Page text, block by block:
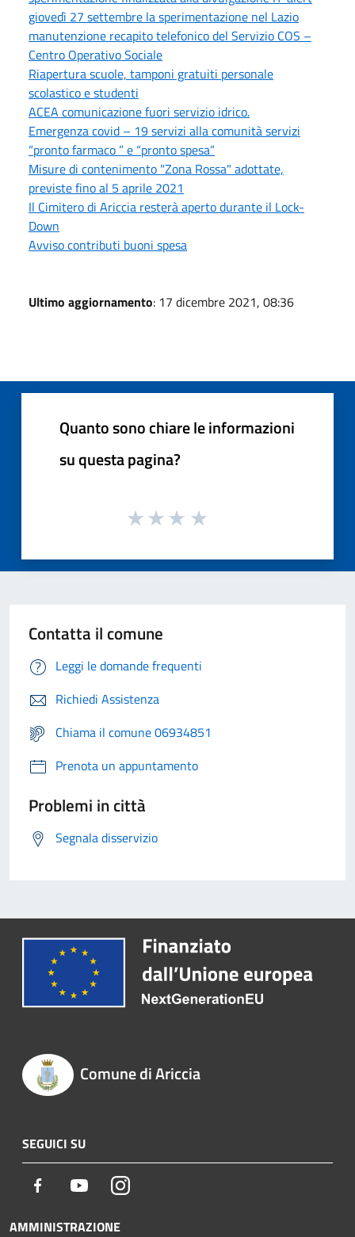
giovedì 27 settembre la sperimentazione nel Lazio
manutenzione recapito telefonico del Servizio COS –
Centro Operativo Sociale
Riapertura scuole, tamponi gratuiti personale
scolastico e studenti
ACEA comunicazione fuori servizio idrico.
Emergenza covid – 19 servizi alla comunità servizi
“pronto farmaco ” e “pronto spesa”
Misure di contenimento "Zona Rossa" adottate,
previste fino al 5 aprile 2021
Il Cimitero di Ariccia resterà aperto durante il Lock-
Down
Avviso contributi buoni spesa
Ultimo aggiornamento: 17 dicembre 2021, 08:36
Quanto sono chiare le informazioni
su questa pagina?
Contatta il comune
Leggi le domande frequenti
Richiedi Assistenza
Chiama il comune 06934851
Prenota un appuntamento
Problemi in città
Segnala disservizio
Comune di Ariccia
SEGUICI SU
Facebook YoutubeInstagram
AMMINISTRAZIONE